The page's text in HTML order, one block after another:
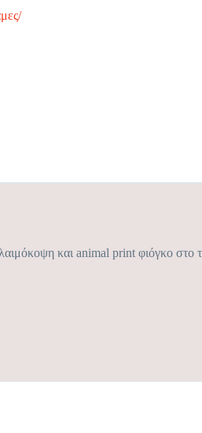
και animal print φιόγκο στο